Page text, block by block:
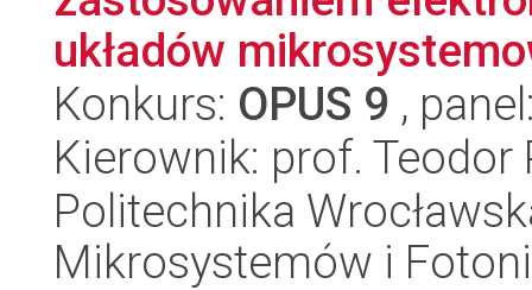
układów
Konkurs: OPUS 9 ,
Kierownik: prof. Teodor
Politechnika
Mikrosystemów i